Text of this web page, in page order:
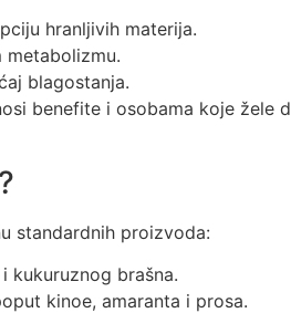
hranljivih materija.
metabolizmu.
blagostanja.
benefite i osobama koje žele
standardnih proizvoda:
kukuruznog brašna.
kinoe, amaranta i prosa.